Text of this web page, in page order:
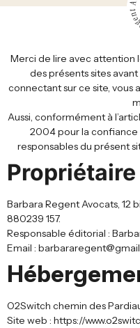
Merci de lire avec attention
des présents sites avant
connectant sur ce site, vous
Aussi, conformément à
2004 pour la confiance
responsables du présent
Barbara Regent Avocats, 12
880239 157.
Responsable éditorial :
Email :
O2Switch chemin des
Site web : https://